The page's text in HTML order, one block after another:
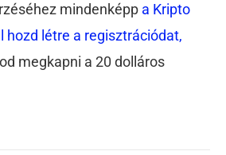
mindenképp a Kripto
hozd létre a regisztrációdat,
megkapni a 20 dolláros